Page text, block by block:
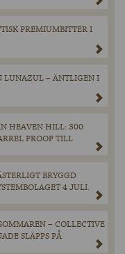
PREMIUMBITTER I
LUNAZUL – ÄNTLIGEN I
HEAVEN HILL: 300
PROOF TILL
BRYGGD
4 JULI.
– COLLECTIVE
SLÄPPS PÅ